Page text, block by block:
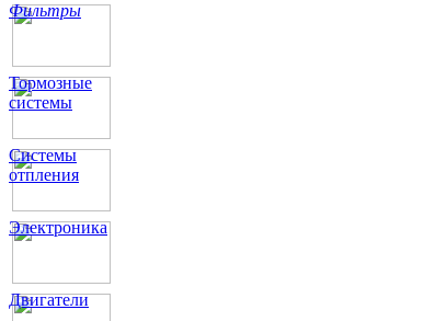
Фильтры
Тормозные
системы
Системы
отпления
Электроника
Двигатели